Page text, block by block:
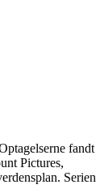
fandt
Pictures,
Serien